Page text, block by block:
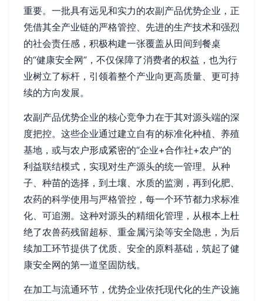
重要。一批具有远见和实力的农副产品优势企业，正
凭借其全产业链的严格管控、先进的生产技术和强烈
的社会责任感，积极构建一张覆盖从田间到餐桌
的“健康安全网”，不仅保障了消费者的权益，也为行
业树立了标杆，引领着整个产业向更高质量、更可持
续的方向发展。
农副产品优势企业的核心竞争力在于其对源头端的深
度把控。这些企业通过建立自有的标准化种植、养殖
基地，或与农户形成紧密的“企业+合作社+农户”的
利益联结模式，实现对生产源头的统一管理。从种
子、种苗的选择，到土壤、水质的监测，再到化肥、
农药的科学使用与严格管控，每一个环节都力求标准
化、可追溯。这种对源头的精细化管理，从根本上杜
绝了农兽药残留超标、重金属污染等安全隐患，为后
续加工环节提供了优质、安全的原料基础，筑起了健
康安全网的第一道坚固防线。
在加工与流通环节，优势企业依托现代化的生产设施